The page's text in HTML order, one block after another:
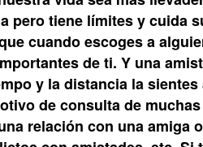
pero tiene límites y cuida
cuando escoges a
de ti. Y una
y la distancia la
de consulta de
relación con una amiga